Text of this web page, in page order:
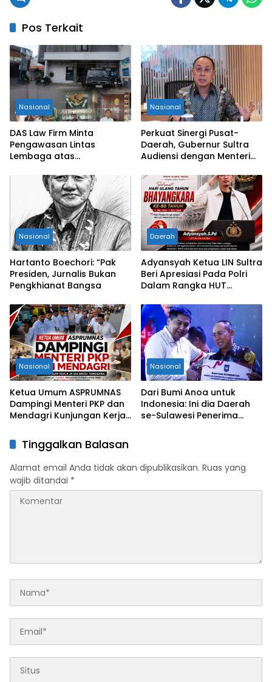
Pos Terkait
Nasional
DAS Law Firm Minta
Pengawasan Lintas
Lembaga atas
Objek Sengketa di
Pengadilan Negeri Jakarta
Nasional
Perkuat Sinergi Pusat-
Daerah, Gubernur Sultra
Audiensi dengan Menteri
Nasional
Hartanto Boechori: “Pak
Presiden, Jurnalis Bukan
Pengkhianat Bangsa
Daerah
Adyansyah Ketua LIN Sultra
Beri Apresiasi Pada Polri
Dalam Rangka HUT
Nasional
Ketua Umum ASPRUMNAS
Dampingi Menteri PKP dan
Mendagri Kunjungan Kerja
Program Rumah Layak Huni
dan Konsolidasi Organisasi
Nasional
Dari Bumi Anoa untuk
Indonesia: Ini dia Daerah
se-Sulawesi Penerima
Tinggalkan Balasan
Alamat email Anda tidak akan dipublikasikan. Ruas yang
wajib ditandai *